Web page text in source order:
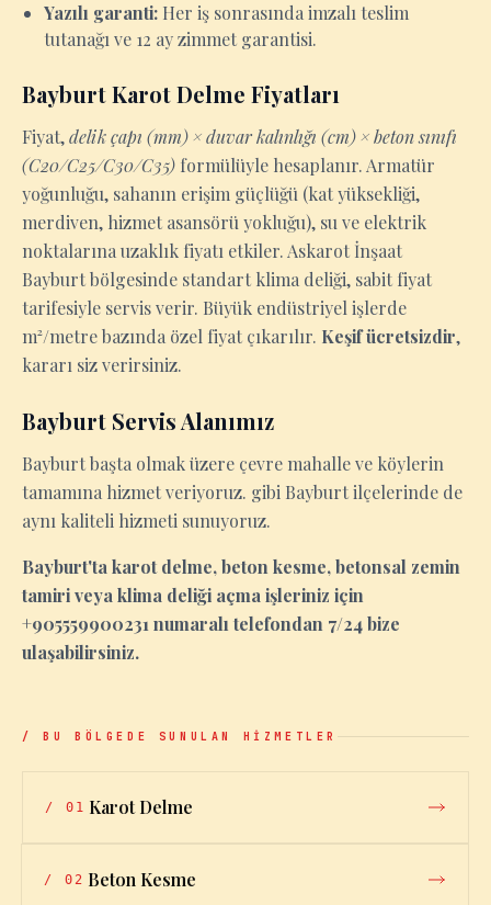
Yazılı garanti: Her iş sonrasında imzalı teslim
tutanağı ve 12 ay zimmet garantisi.
Bayburt Karot Delme Fiyatları
Fiyat,delik çapı (mm) × duvar kalınlığı (cm) × beton sınıfı
(C20/C25/C30/C35) formülüyle hesaplanır. Armatür
yoğunluğu, sahanın erişim güçlüğü (kat yüksekliği,
merdiven, hizmet asansörü yokluğu), su ve elektrik
noktalarına uzaklık fiyatı etkiler. Askarot İnşaat
Bayburt bölgesinde standart klima deliği, sabit fiyat
tarifesiyle servis verir. Büyük endüstriyel işlerde
m²/metre bazında özel fiyat çıkarılır. Keşif ücretsizdir,
kararı siz verirsiniz.
Bayburt Servis Alanımız
Bayburt başta olmak üzere çevre mahalle ve köylerin
tamamına hizmet veriyoruz. gibi Bayburt ilçelerinde de
aynı kaliteli hizmeti sunuyoruz.
Bayburt'ta karot delme, beton kesme, betonsal zemin
tamiri veya klima deliği açma işleriniz için
+905559900231 numaralı telefondan 7/24 bize
ulaşabilirsiniz.
/ BU BÖLGEDE SUNULAN HİZMETLER
/ 01 Karot Delme
/ 02 Beton Kesme